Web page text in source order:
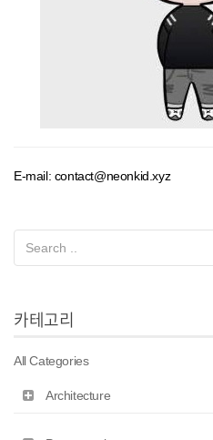
E-mail: contact@neonkid.xyz
카테고리
All Categories
Architecture